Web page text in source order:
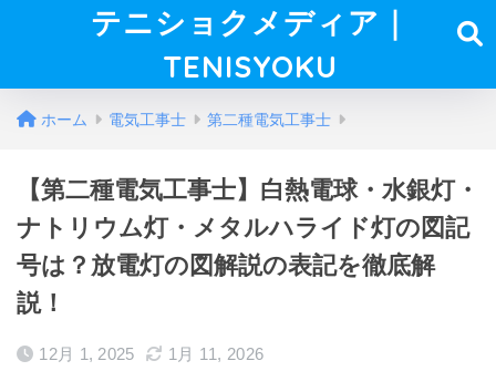
テニショクメディア｜
TENISYOKU
ホーム 電気工事士 第二種電気工事士
【第二種電気工事士】白熱電球・水銀灯・
ナトリウム灯・メタルハライド灯の図記
号は？放電灯の図解説の表記を徹底解
説！
12月 1, 2025 1月 11, 2026